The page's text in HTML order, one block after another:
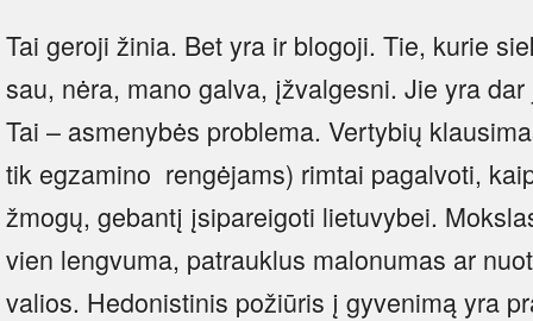
Tai geroji žinia. Bet yra ir blogoji. Tie, kurie
sau, nėra, mano galva, įžvalgesni. Jie yra
Tai – asmenybės problema. Vertybių
tik egzamino rengėjams) rimtai pagalvoti,
žmogų, gebantį įsipareigoti lietuvybei.
vien lengvuma, patrauklus malonumas ar
valios. Hedonistinis požiūris į gyvenimą yra